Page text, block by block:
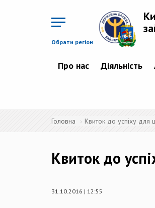
Обрати регіон
Про нас Діяльність
Головна Квиток до успіху для
Квиток до
31.10.2016 | 12:55